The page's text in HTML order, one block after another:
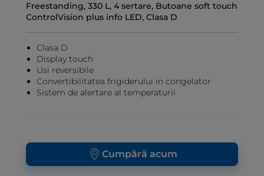
Freestanding, 330 L, 4 sertare, Butoane soft touch
ControlVision plus info LED, Clasa D
Clasa D
Display touch
Usi reversibile
Convertibilitatea frigiderului in congelator
Sistem de alertare al temperaturii
Cumpără acum